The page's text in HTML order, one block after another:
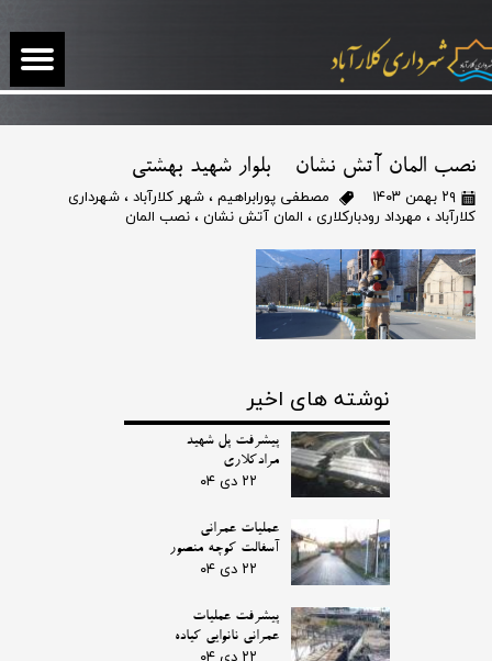
نصب المان آتش نشان - بلوار شهید بهشتی
۲۹ بهمن ۱۴۰۳ مصطفی پورابراهیم ، شهر کلارآباد ، شهرداری
کلارآباد ، مهرداد رودبارکلاری ، المان آتش نشان ، نصب المان
نوشته های اخیر
پیشرفت پل شهید
مرادکلاری
۲۲ دی ۰۴
عملیات عمرانی
آسفالت کوچه منصور
۲۲ دی ۰۴
پیشرفت عملیات
عمرانی نانوایی کیاده